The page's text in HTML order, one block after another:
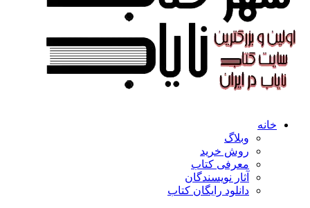
خانه
وبلاگ
روش خرید
معرفی کتاب
آثار نویسندگان
دانلود رایگان کتاب